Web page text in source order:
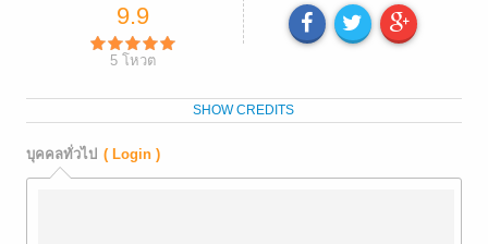
9.9
5โหวต
SHOW CREDITS
บุคคลทั่วไป ( Login )